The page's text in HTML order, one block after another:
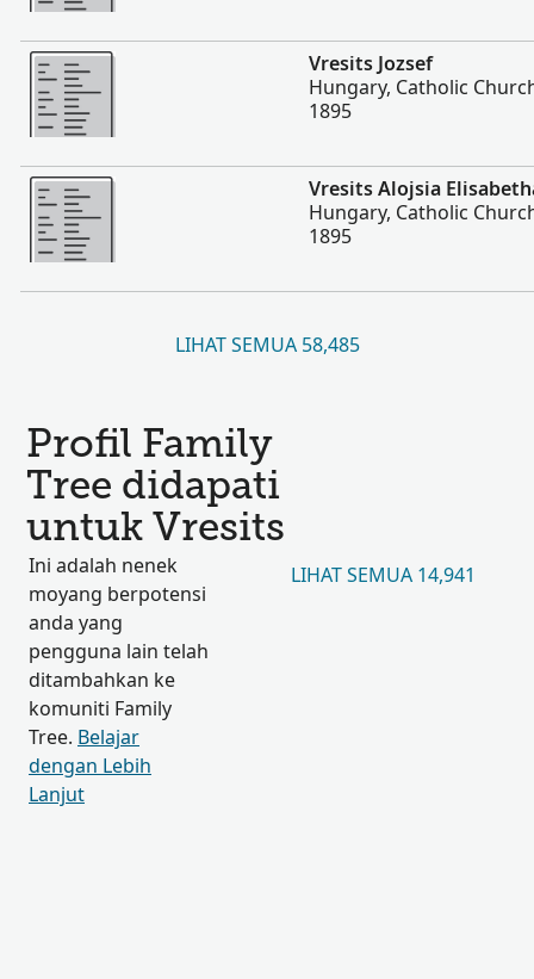
Lebih
Vresits Jozsef
Hungary, Catholic
1895
Lebih
Vresits Alojsia
Hungary, Catholic
1895
LIHAT SEMUA 58,485
Profil Family
Tree didapati
untuk Vresits
Ini adalah nenek
moyang berpotensi
anda yang
pengguna lain telah
ditambahkan ke
komuniti Family
Tree. Belajar
dengan Lebih
Lanjut
LIHAT SEMUA 14,941